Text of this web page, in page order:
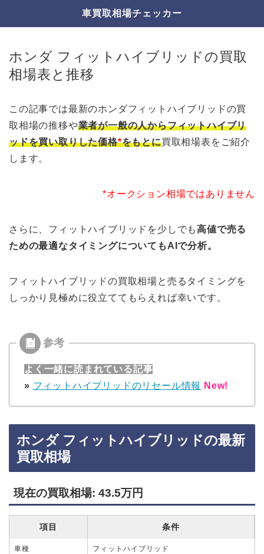
車買取相場チェッカー
ホンダ フィットハイブリッドの買取
相場表と推移
この記事では最新のホンダフィットハイブリッドの買
取相場の推移や業者が一般の人からフィットハイブリ
ッドを買い取りした価格*をもとに買取相場表をご紹介
します。
*オークション相場ではありません
さらに、フィットハイブリッドを少しでも高値で売る
ための最適なタイミングについてもAIで分析。
フィットハイブリッドの買取相場と売るタイミングを
しっかり見極めに役立ててもらえれば幸いです。
よく一緒に読まれている記事
» フィットハイブリッドのリセール情報 New!
ホンダ フィットハイブリッドの最新
買取相場
現在の買取相場: 43.5万円
項目 条件
車種 フィットハイブリッド